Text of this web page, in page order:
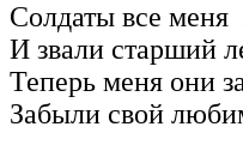
Солдаты все
И звали старший
Теперь меня они
Забыли свой